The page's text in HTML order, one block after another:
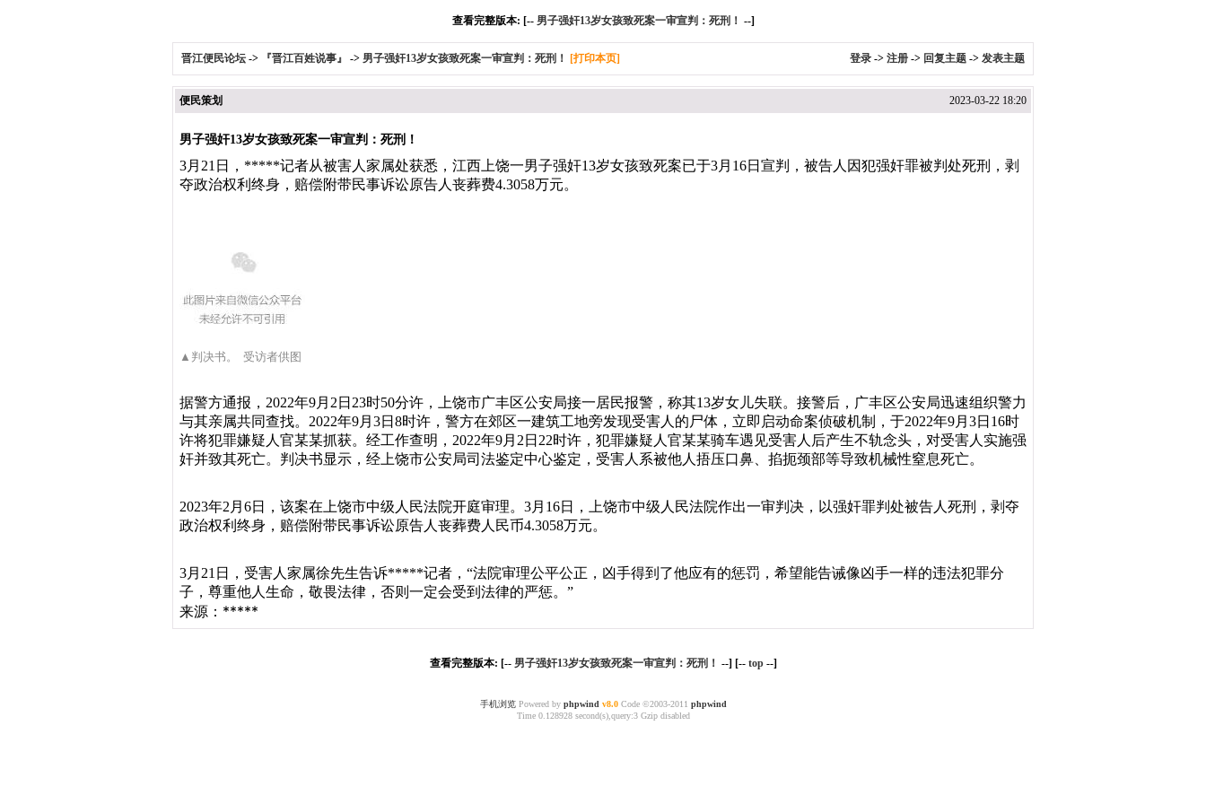
查看完整版本: [-- 男子强奸13岁女孩致死案一审宣判：死刑！ --]
晋江便民论坛 -> 『晋江百姓说事』 -> 男子强奸13岁女孩致死案一审宣判：死刑！ [打印本页] 登录 -> 注册 -> 回复主题 -> 发表主题
便民策划 2023-03-22 18:20
男子强奸13岁女孩致死案一审宣判：死刑！
3月21日，*****记者从被害人家属处获悉，江西上饶一男子强奸13岁女孩致死案已于3月16日宣判，被告人因犯强奸罪被判处死刑，剥
夺政治权利终身，赔偿附带民事诉讼原告人丧葬费4.3058万元。
▲判决书。 受访者供图
据警方通报，2022年9月2日23时50分许，上饶市广丰区公安局接一居民报警，称其13岁女儿失联。接警后，广丰区公安局迅速组织警力
与其亲属共同查找。2022年9月3日8时许，警方在郊区一建筑工地旁发现受害人的尸体，立即启动命案侦破机制，于2022年9月3日16时
许将犯罪嫌疑人官某某抓获。经工作查明，2022年9月2日22时许，犯罪嫌疑人官某某骑车遇见受害人后产生不轨念头，对受害人实施强
奸并致其死亡。判决书显示，经上饶市公安局司法鉴定中心鉴定，受害人系被他人捂压口鼻、掐扼颈部等导致机械性窒息死亡。
2023年2月6日，该案在上饶市中级人民法院开庭审理。3月16日，上饶市中级人民法院作出一审判决，以强奸罪判处被告人死刑，剥夺
政治权利终身，赔偿附带民事诉讼原告人丧葬费人民币4.3058万元。
3月21日，受害人家属徐先生告诉*****记者，“法院审理公平公正，凶手得到了他应有的惩罚，希望能告诫像凶手一样的违法犯罪分
子，尊重他人生命，敬畏法律，否则一定会受到法律的严惩。”
来源：*****
查看完整版本: [-- 男子强奸13岁女孩致死案一审宣判：死刑！ --] [-- top--]
手机浏览Powered by phpwind v8.0Code ©2003-2011 phpwind
Time 0.128928 second(s),query:3 Gzip disabled